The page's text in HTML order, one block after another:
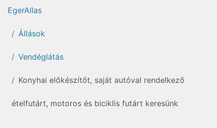
EgerAllas
Állások
Vendéglátás
Konyhai előkészítőt, saját autóval rendelkező
ételfutárt, motoros és biciklis futárt keresünk